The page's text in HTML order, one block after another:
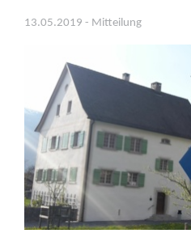
13.05.2019 - Mitteilung